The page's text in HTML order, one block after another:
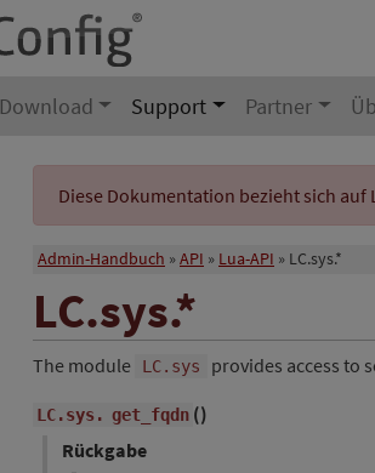
Download Support Partner
Diese Dokumentation bezieht sich auf
Admin-Handbuch API Lua-API LC.sys.*
LC.sys.*
The module LC.sys provides access to
LC.sys. get_fqdn ()
Rückgabe